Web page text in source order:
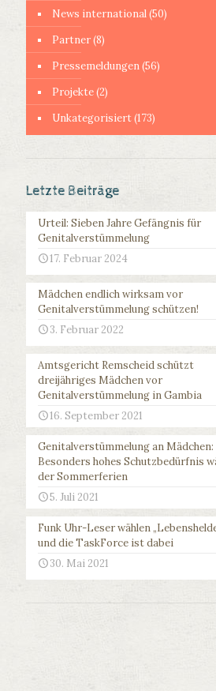
News international(50)
Partner(8)
Pressemeldungen(56)
Projekte(2)
Unkategorisiert(173)
Letzte Beiträge
Urteil: Sieben Jahre Gefängnis für
Genitalverstümmelung
17. Februar 2024
Mädchen endlich wirksam vor
Genitalverstümmelung schützen!
3. Februar 2022
Amtsgericht Remscheid schützt
dreijähriges Mädchen vor
Genitalverstümmelung in Gambia
16. September 2021
Genitalverstümmelung an Mädchen:
Besonders hohes Schutzbedürfnis
der Sommerferien
5. Juli 2021
Funk Uhr-Leser wählen
und die TaskForce ist dabei
30. Mai 2021